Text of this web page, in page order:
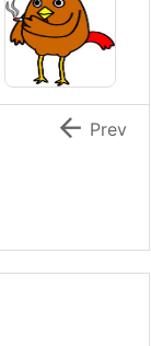
 Prev